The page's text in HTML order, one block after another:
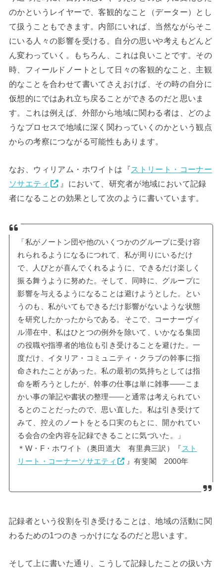
のかというレイヤーで、客観的なこと（データー）とし
て扱うこともできます。内部にいれば、当然ながらそこ
にいる人々の影響を受ける。自分の思いや考えもどんど
ん変わっていく。もちろん、これは良いことです。その
時、フィールドノートとして日々の客観的なこと、主観
的なことを合わせて書いてさえおけば、その時の自分に
仮想的にではあれ立ち戻ることができるのだと思いま
す。これは例えば、外部から地域に関わる者は、どのよ
うなプロセスで地域に深く関わっていくのかという観点
からの考察につながる可能性もあります。
なお、ウィリアム・ホワイトは『ストリート・コーナー
ソサエティ
』において、研究者が地域において記録
者になることの効果として次のように書いています。
「私がノートン団や他のいくつかのグループに受け容
れられるようになるにつれて、私が周りにいるだけ
で、人びとが喜んでくれるように、できるだけ楽しく
振る舞うように努めた。そして、同時に、グループに
影響を与えるようになることは避けようとした。とい
うのも、私がいてもできるだけ影響がないような状態
を研究したかったからである。そこで、コーナーヴィ
ル滞在中、私はひとつの例外を除いて、いかなる集団
の役職や指導者的地位も引き受けることを避けた。一
度だけ、イタリア・コミュニティ・クラブの幹事に指
命されたことがあった。私の最初の気持ちとしては指
命を断ろうとしたが、幹事の仕事は単に雑事——こま
かい事の筆記や書状の整理——と通常は考えられてい
るとのことだったので、思い直した。私は引き受けて
みて、控えのノートをとる口実のもとに、開かれてい
る会合の全内容を記録できることに気づいた。」
＊W・F・ホワイト（奥田道大 有里典三訳）『スト
リート・コーナーソサエティ
』有斐閣 2000年
記録者という役割を引き受けることは、地域の活動に関
わるための1つのきっかけになるのだと思います。
そして上に書いた通り、こうして記録したことの扱い方